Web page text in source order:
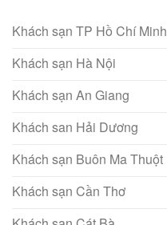
Khách sạn TP Hồ Chí Minh
Khách sạn Hà Nội
Khách sạn An Giang
Khách san Hải Dương
Khách sạn Buôn Ma Thuột
Khách sạn Cần Thơ